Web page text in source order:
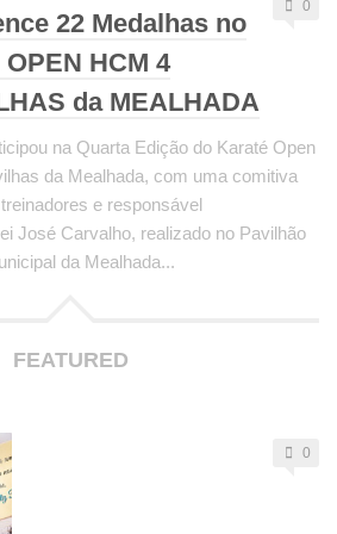
0
22 Medalhas no
HCM 4
da MEALHADA
na Quarta Edição do Karaté Open
da Mealhada, com uma comitiva
e responsável
José Carvalho, realizado no Pavilhão
da Mealhada...
FEATURED
0